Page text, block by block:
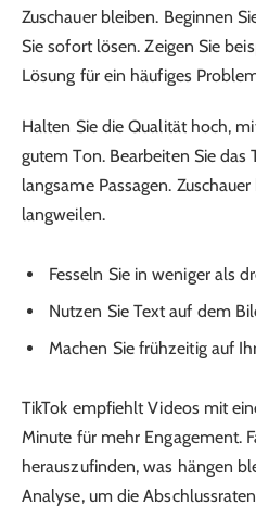
Zuschauer bleiben. Beginnen
Sie sofort lösen. Zeigen Sie
Lösung für ein häufiges
Halten Sie die Qualität hoch,
gutem Ton. Bearbeiten Sie das
langsame Passagen.
langweilen.
Fesseln Sie in weniger als
Nutzen Sie Text auf dem
Machen Sie frühzeitig auf
TikTok empfiehlt Videos mit
Minute für mehr Engagement.
herauszufinden, was hängen
Analyse, um die